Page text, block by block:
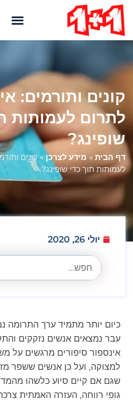
קונים ותורמים:
לתרום לעמותות
שופינג?
דף הבית» מידע לצרכן» קונים
לעמותות תוך כדי שופינג?
יולי 26, 2020
כיום יותר מתמיד ערך התרומה
עבר נמצאים אנשים נזקקים
אינספור סיפורים מרגשים על
למצוקה, ועל כן אנשים ששפר
שגם אם קיים סיוע כלשהו
גופי רווחה, העזרה האמתית